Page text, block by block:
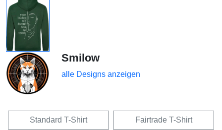
Smilow
alle Designs anzeigen
Standard T-Shirt Fairtrade T-Shirt